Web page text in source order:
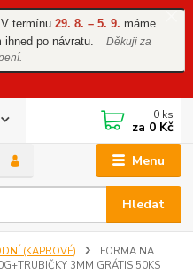
V termínu 29. 8. – 5. 9. máme
po návratu.
Děkuji za
Menu
Hledat
0 ks
za 0 Kč
(KAPROVÉ)
FORMA NA
3MM GRÁTIS 50KS